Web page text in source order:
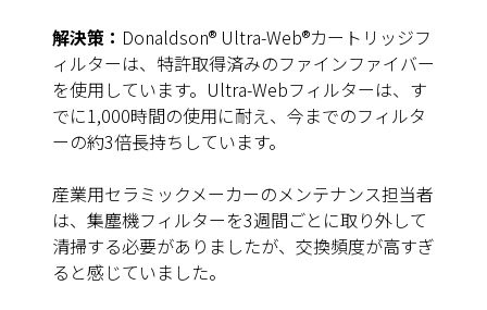
解決策： Donaldson® Ultra-Web®カートリッジフ
ィルターは、特許取得済みのファインファイバー
を使用しています。Ultra-Webフィルターは、す
でに1,000時間の使用に耐え、今までのフィルタ
ーの約3倍長持ちしています。
産業用セラミックメーカーのメンテナンス担当者
は、集塵機フィルターを3週間ごとに取り外して
清掃する必要がありましたが、交換頻度が高すぎ
ると感じていました。